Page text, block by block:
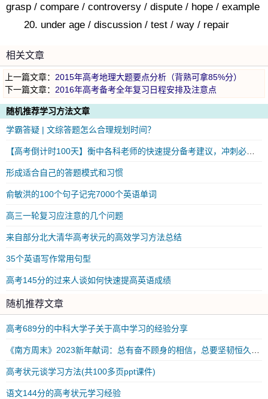
grasp / compare / controversy / dispute / hope / example
20. under age / discussion / test / way / repair
相关文章
上一篇文章： 2015年高考地理大题要点分析（背熟可拿85%分）
下一篇文章： 2016年高考备考全年复习日程安排及注意点
随机推荐学习方法文章
学霸答疑 | 文综答题怎么合理规划时间？
形成适合自己的答题模式和习惯
俞敏洪的100个句子记完7000个英语单词
高三一轮复习应注意的几个问题
来自部分北大清华高考状元的高效学习方法总结
35个英语写作常用句型
高考145分的过来人谈如何快速提高英语成绩
随机推荐文章
高考689分的中科大学子关于高中学习的经验分享
高考状元谈学习方法(共100多页ppt课件)
语文144分的高考状元学习经验